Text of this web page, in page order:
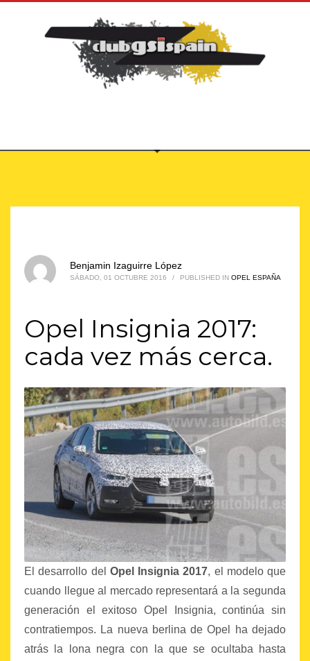
Benjamin Izaguirre López
SÁBADO, 01 OCTUBRE 2016 / PUBLISHED IN OPEL ESPAÑA
Opel Insignia 2017:
cada vez más cerca.
El desarrollo del Opel Insignia 2017, el modelo que
cuando llegue al mercado representará a la segunda
generación el exitoso Opel Insignia, continúa sin
contratiempos. La nueva berlina de Opel ha dejado
atrás la lona negra con la que se ocultaba hasta